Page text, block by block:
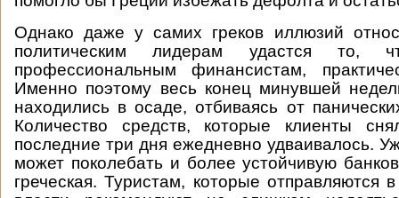
Однако даже у самих греков иллюзий
политическим лидерам удастся то,
профессиональным финансистам,
Именно поэтому весь конец минувшей
находились в осаде, отбиваясь от
Количество средств, которые клиенты
последние три дня ежедневно удваивалось.
может поколебать и более устойчивую
греческая. Туристам, которые отправляются